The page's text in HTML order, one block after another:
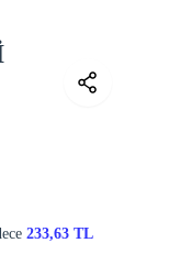
233,63 TL